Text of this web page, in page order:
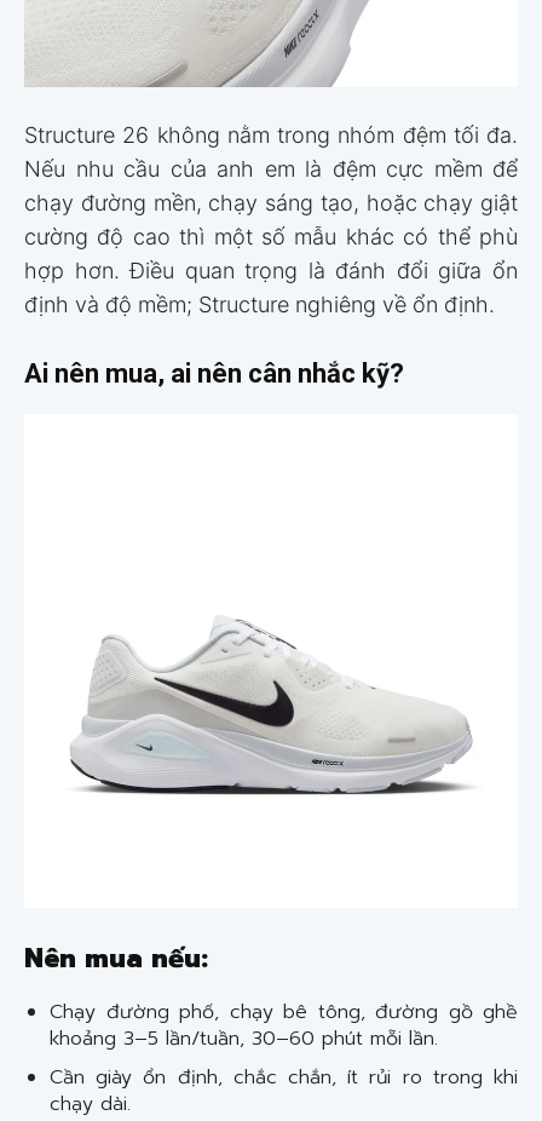
Structure 26 không nằm trong nhóm đệm tối đa.
Nếu nhu cầu của anh em là đệm cực mềm để
chạy đường mền, chạy sáng tạo, hoặc chạy giật
cường độ cao thì một số mẫu khác có thể phù
hợp hơn. Điều quan trọng là đánh đổi giữa ổn
định và độ mềm; Structure nghiêng về ổn định.
Ai nên mua, ai nên cân nhắc kỹ?
Nên mua nếu:
Chạy đường phố, chạy bê tông, đường gồ ghề
khoảng 3–5 lần/tuần, 30–60 phút mỗi lần.
Cần giày ổn định, chắc chắn, ít rủi ro trong khi
chạy dài.